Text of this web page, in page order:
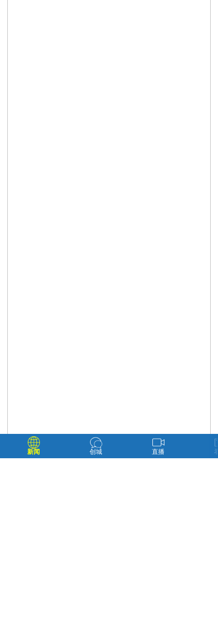
新闻 创城 直播